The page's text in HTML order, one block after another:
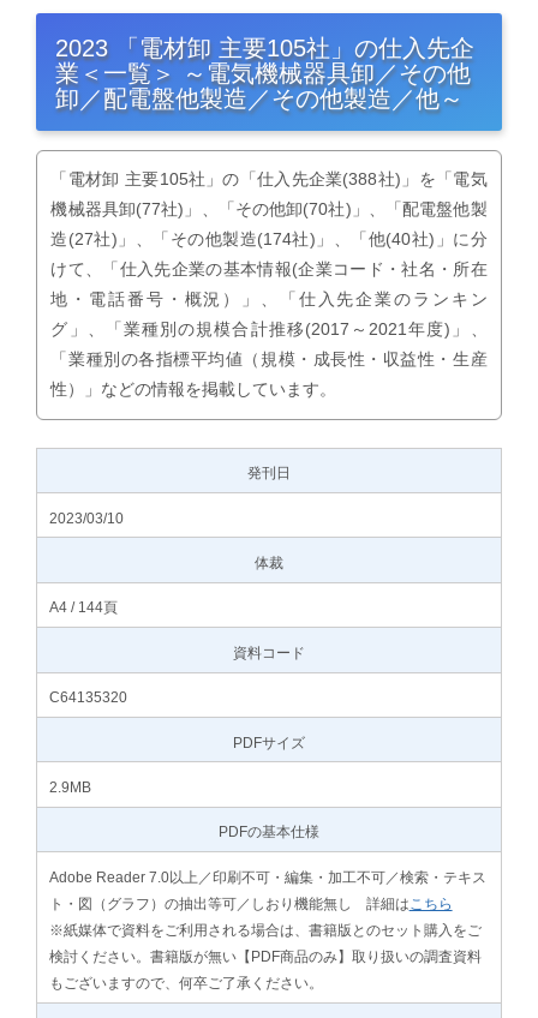
2023 「電材卸 主要105社」の仕入先企
業＜一覧＞ ～電気機械器具卸／その他
卸／配電盤他製造／その他製造／他～
「電材卸 主要105社」の「仕入先企業(388社)」を「電気
機械器具卸(77社)」、「その他卸(70社)」、「配電盤他製
造(27社)」、「その他製造(174社)」、「他(40社)」に分
けて、「仕入先企業の基本情報(企業コード・社名・所在
地・電話番号・概況）」、「仕入先企業のランキン
グ」、「業種別の規模合計推移(2017～2021年度)」、
「業種別の各指標平均値（規模・成長性・収益性・生産
性）」などの情報を掲載しています。
発刊日
2023/03/10
体裁
A4 / 144頁
資料コード
C64135320
PDFサイズ
2.9MB
PDFの基本仕様
Adobe Reader 7.0以上／印刷不可・編集・加工不可／検索・テキス
ト・図（グラフ）の抽出等可／しおり機能無し 詳細は こちら
※紙媒体で資料をご利用される場合は、書籍版とのセット購入をご
検討ください。書籍版が無い【PDF商品のみ】取り扱いの調査資料
もございますので、何卒ご了承ください。